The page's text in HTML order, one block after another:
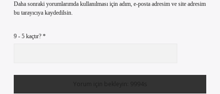
Daha sonraki yorumlarımda kullanılması için adım, e-posta adresim ve site adresim
bu tarayıcıya kaydedilsin.
9 - 5 kaçtır? *